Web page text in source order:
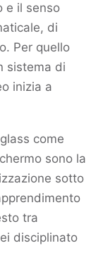
e il senso
di
Per quello
sistema di
inizia a
come
sono la
sotto
tra
disciplinato